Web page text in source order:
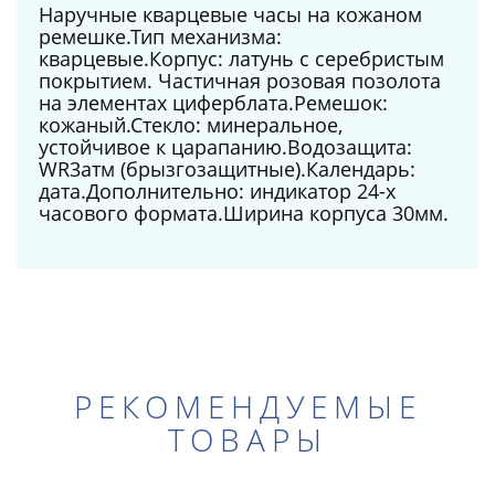
Наручные кварцевые часы на кожаном
ремешке.Тип механизма:
кварцевые.Корпус: латунь с серебристым
покрытием. Частичная розовая позолота
на элементах циферблата.Ремешок:
кожаный.Стекло: минеральное,
устойчивое к царапанию.Водозащита:
WR3атм (брызгозащитные).Календарь:
дата.Дополнительно: индикатор 24-х
часового формата.Ширина корпуса 30мм.
РЕКОМЕНДУЕМЫЕ
ТОВАРЫ